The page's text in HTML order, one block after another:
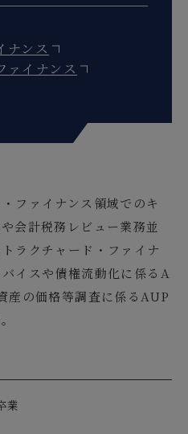
ナンス
ァイナンス
ファイナンス領域でのキ
会計税務レビュー業務並
ラクチャード・ファイナ
イスや債権流動化に係るA
産の価格等調査に係るAUP
業